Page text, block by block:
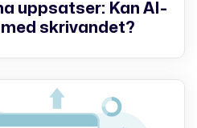
uppsatser: Kan AI-
skrivandet?